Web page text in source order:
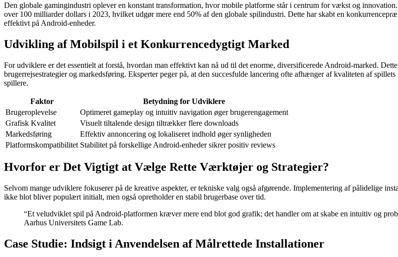
Den globale gamingindustri oplever en konstant transformation, hvor mobile platforme står i centrum for vækst og
over 100 milliarder dollars i 2023, hvilket udgør mere end 50% af den globale spilindustri. Dette har skabt en
effektivt på Android-enheder.
Udvikling af Mobilspil i et Konkurrencedygtigt Marked
For udviklere er det essentielt at forstå, hvordan man effektivt kan nå ud til det enorme, diversificerede Android-marked.
brugerrejsestrategier og markedsføring. Eksperter peger på, at den succesfulde lancering ofte afhænger af kvaliteten af
spillere.
Faktor
Betydning for Udviklere
Brugeroplevelse
Optimeret gameplay og intuitiv navigation øger brugerengagement
Grafisk Kvalitet
Visuelt tiltalende design tiltrækker flere downloads
Markedsføring
Effektiv annoncering og lokaliseret indhold øger synligheden
Platformskompatibilitet Stabilitet på forskellige Android-enheder sikrer positiv reviews
Hvorfor er Det Vigtigt at Vælge Rette Værktøjer og Strategier?
Selvom mange udviklere fokuserer på de kreative aspekter, er tekniske valg også afgørende. Implementering af pålidelige
ikke blot bliver populært initialt, men også opretholder en stabil brugerbase over tid.
“Et veludviklet spil på Android-platformen kræver mere end blot god grafik; det handler om at skabe en intuitiv og
Aarhus Universitets Game Lab.
Case Studie: Indsigt i Anvendelsen af Målrettede Installationer